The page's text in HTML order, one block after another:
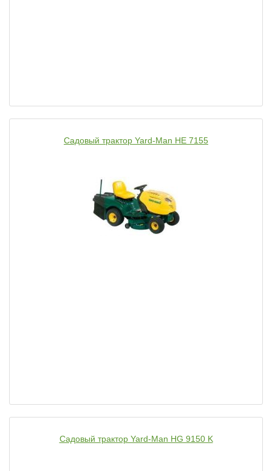
Садовый трактор Yard-Man HE 7155
Садовый трактор Yard-Man HG 9150 K